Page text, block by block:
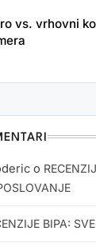
vs. vrhovni
o
BIPA: